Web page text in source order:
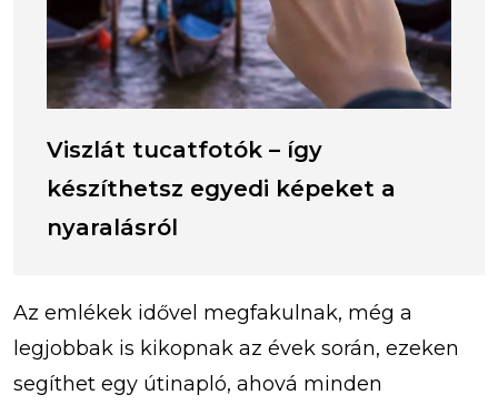
Viszlát tucatfotók – így
készíthetsz egyedi képeket a
nyaralásról
Az emlékek idővel megfakulnak, még a
legjobbak is kikopnak az évek során, ezeken
segíthet egy útinapló, ahová minden